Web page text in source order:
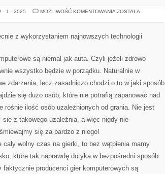
- 1 - 2025 MOŻLIWOŚĆ KOMENTOWANIA CZY
SĄ
OGROMNYM
ZOSTAŁA
z wykorzystaniem najnowszych technologii
są niemal jak auta. Czyli jeżeli zdrowo
wszystko będzie w porządku. Naturalnie w
zdarzenia, lecz zasadniczo chodzi o to w jaki sposób
się dużo osób, które nie potrafią zapanować nad
rośnie ilość osób uzależnionych od grania. Nie jest
się z takowego uzależnia, a więc nigdy nie
się za bardzo z niego!
wolny czas na gierki, to bez wątpienia mamy
które tak naprawdę dotyka w bezpośredni sposób
producenci gier komputerowych są